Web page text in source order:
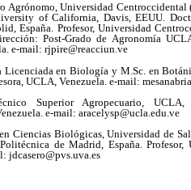
Agrónomo, Universidad Centroccidental
of California, Davis, EEUU.
España. Profesor, Universidad
Post-Grado de Agronomía
e-mail: rjpire@reacciun.ve
Licenciada en Biología y M.Sc. en
UCLA, Venezuela. e-mail:
Superior Agropecuario, UCLA,
e-mail: aracelysp@ucla.edu.ve
Ciencias Biológicas, Universidad de
de Madrid, España.
jdcasero@pvs.uva.es